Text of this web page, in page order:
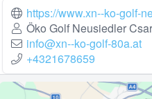
https://www.xn--ko-golf-
Öko Golf Neusiedler
info@xn--ko-golf-80a.at
+4321678659